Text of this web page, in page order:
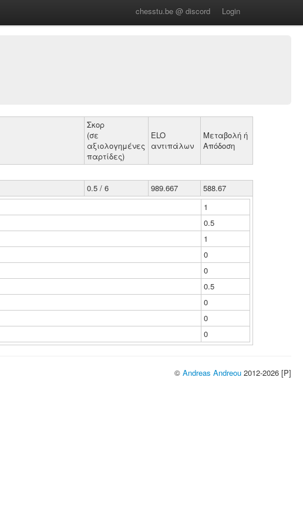
chesstu.be @ discord Login
Σκορ
(σε
αξιολογημένες
παρτίδες)
ELO
αντιπάλων
Μεταβολή ή
Απόδοση
0.5 / 6 989.667
588.67
1
0.5
1
0
0
0.5
0
0
0
© Andreas Andreou 2012-2026 [P]